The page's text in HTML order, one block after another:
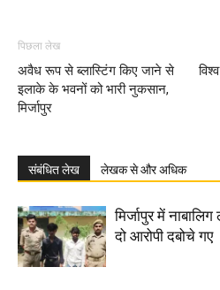
पिछला लेख
अवैध रूप से ब्लास्टिंग किए जाने से
इलाके के भवनों को भारी नुकसान,
मिर्जापुर
संबंधित लेख लेखक से और अधिक
मिर्जापुर में
दो आरोपी दबोचे गए